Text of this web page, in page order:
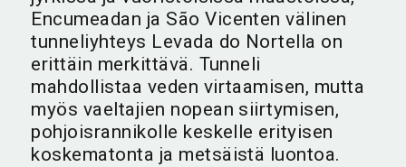
Encumeadan ja São Vicenten välinen
tunneliyhteys Levada do Nortella on
erittäin merkittävä. Tunneli
mahdollistaa veden virtaamisen, mutta
myös vaeltajien nopean siirtymisen,
pohjoisrannikolle keskelle erityisen
koskematonta ja metsäistä luontoa.